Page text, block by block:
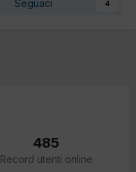
Seguaci 4
485
Record utenti online